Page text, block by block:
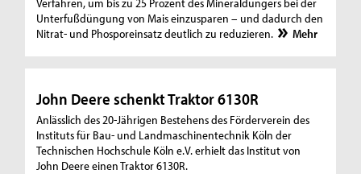
Unterfußdüngung von Mais einzusparen – und dadurch den
Nitrat- und Phosporeinsatz deutlich zu reduzieren.
Mehr
John Deere schenkt Traktor 6130R
Anlässlich des 20-Jährigen Bestehens des Förderverein des
Instituts für Bau- und Landmaschinentechnik Köln der
Technischen Hochschule Köln e.V. erhielt das Institut von
John Deere einen Traktor 6130R.